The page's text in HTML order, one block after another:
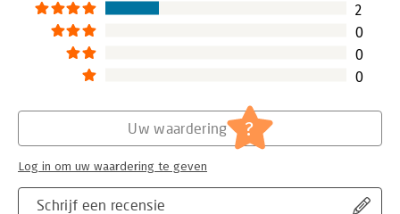
2
0
0
0
Schrijf een recensie
Uw waardering ?
Log in om uw waardering te geven